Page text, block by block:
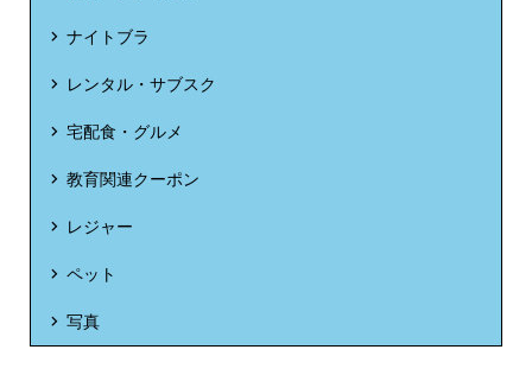
ナイトブラ
レンタル・サブスク
宅配食・グルメ
教育関連クーポン
レジャー
ペット
写真